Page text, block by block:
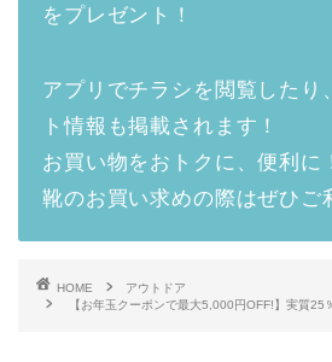
をプレゼント！
アプリでチラシを閲覧したり
ト情報も掲載されます！
お買い物をおトクに、便利に
靴のお買い求めの際はぜひご
HOME
アウトドア
【お年玉クーポンで最大5,000円OFF!】実質25